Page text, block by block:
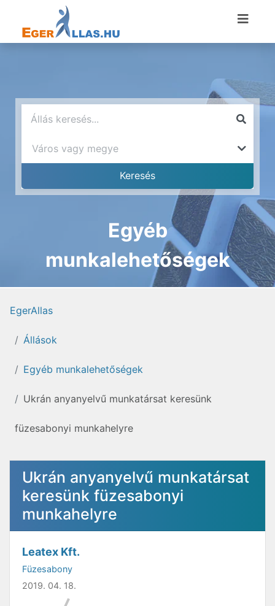
Egyéb
munkalehetőségek
EgerAllas
Állások
Egyéb munkalehetőségek
Ukrán anyanyelvű munkatársat keresünk
füzesabonyi munkahelyre
Ukrán anyanyelvű munkatársat
keresünk füzesabonyi
munkahelyre
Leatex Kft.
Füzesabony
2019. 04. 18.